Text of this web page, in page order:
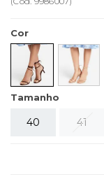
Cor
Tamanho
40 41